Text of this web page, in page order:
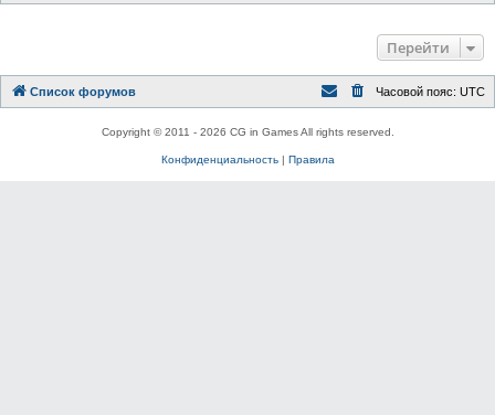
Перейти
Список форумов Часовой пояс: UTC
Copyright © 2011 - 2026 CG in Games All rights reserved.
Конфиденциальность| Правила